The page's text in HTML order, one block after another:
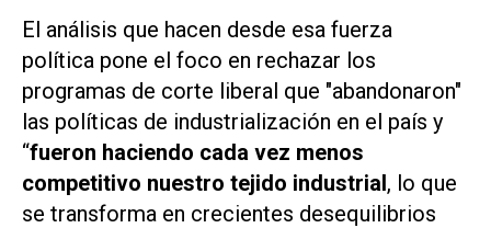
El análisis que hacen desde esa fuerza
política pone el foco en rechazar los
programas de corte liberal que "abandonaron"
las políticas de industrialización en el país y
“fueron haciendo cada vez menos
competitivo nuestro tejido industrial, lo que
se transforma en crecientes desequilibrios